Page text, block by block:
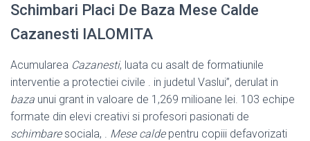
Schimbari Placi De Baza Mese Calde
Cazanesti IALOMITA
Acumularea Cazanesti, luata cu asalt de formatiunile
interventie a protectiei civile . in judetul Vaslui”, derulat in
baza unui grant in valoare de 1,269 milioane lei. 103 echipe
formate din elevi creativi si profesori pasionati de
schimbaresociala, . Mese caldepentru copiii defavorizati